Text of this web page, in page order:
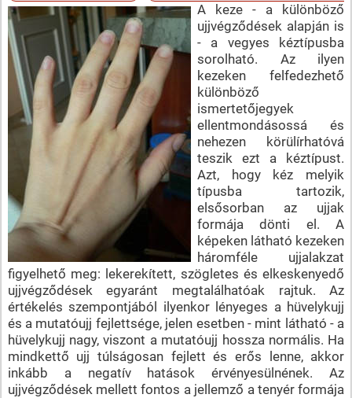
A keze - a különböző
ujjvégződések alapján is
- a vegyes kéztípusba
sorolható. Az ilyen
kezeken felfedezhető
különböző
ismertetőjegyek
ellentmondásossá és
nehezen körülírhatóvá
teszik ezt a kéztípust.
Azt, hogy kéz melyik
típusba tartozik,
elsősorban az ujjak
formája dönti el. A
képeken látható kezeken
háromféle ujjalakzat
figyelhető meg: lekerekített, szögletes és elkeskenyedő
ujjvégződések egyaránt megtalálhatóak rajtuk. Az
értékelés szempontjából ilyenkor lényeges a hüvelykujj
és a mutatóujj fejlettsége, jelen esetben - mint látható - a
hüvelykujj nagy, viszont a mutatóujj hossza normális. Ha
mindkettő ujj túlságosan fejlett és erős lenne, akkor
inkább a negatív hatások érvényesülnének. Az
ujjvégződések mellett fontos a jellemző a tenyér formája